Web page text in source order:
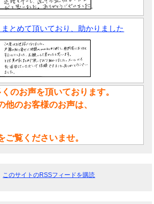
とめて頂いており、助かりました
のお声を頂いております。
他のお客様のお声は、
ご覧くださいませ。
このサイトのRSSフィードを購読